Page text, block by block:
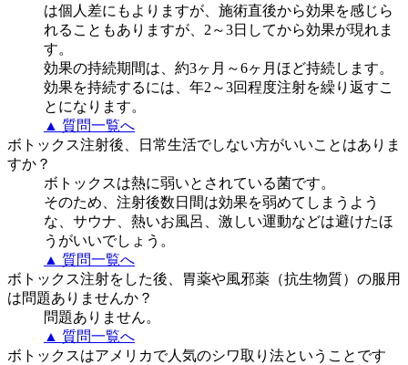
は個人差にもよりますが、施術直後から効果を感じら
れることもありますが、2～3日してから効果が現れま
す。
効果の持続期間は、約3ヶ月～6ヶ月ほど持続します。
効果を持続するには、年2～3回程度注射を繰り返すこ
とになります。
▲ 質問一覧へ
ボトックス注射後、日常生活でしない方がいいことはありま
すか？
ボトックスは熱に弱いとされている菌です。
そのため、注射後数日間は効果を弱めてしまうよう
な、サウナ、熱いお風呂、激しい運動などは避けたほ
うがいいでしょう。
▲ 質問一覧へ
ボトックス注射をした後、胃薬や風邪薬（抗生物質）の服用
は問題ありませんか？
問題ありません。
▲ 質問一覧へ
ボトックスはアメリカで人気のシワ取り法ということです